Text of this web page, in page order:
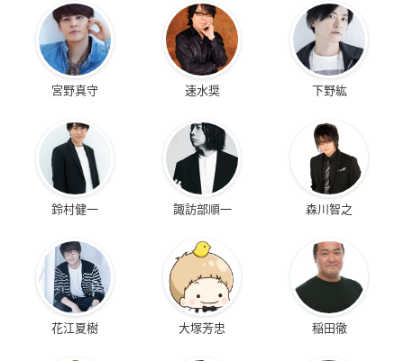
宮野真守 速水奨 下野紘
鈴村健一 諏訪部順一 森川智之
花江夏樹 大塚芳忠 稲田徹